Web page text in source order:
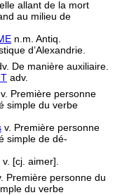
allant de la mort
au milieu de
n.m. Antiq.
d’Alexandrie.
De manière auxiliaire.
adv.
v. Première personne
simple du verbe
v. Première personne
simple de dé-
v. [cj. aimer].
Première personne du
du verbe